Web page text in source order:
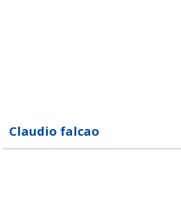
Claudio falcao